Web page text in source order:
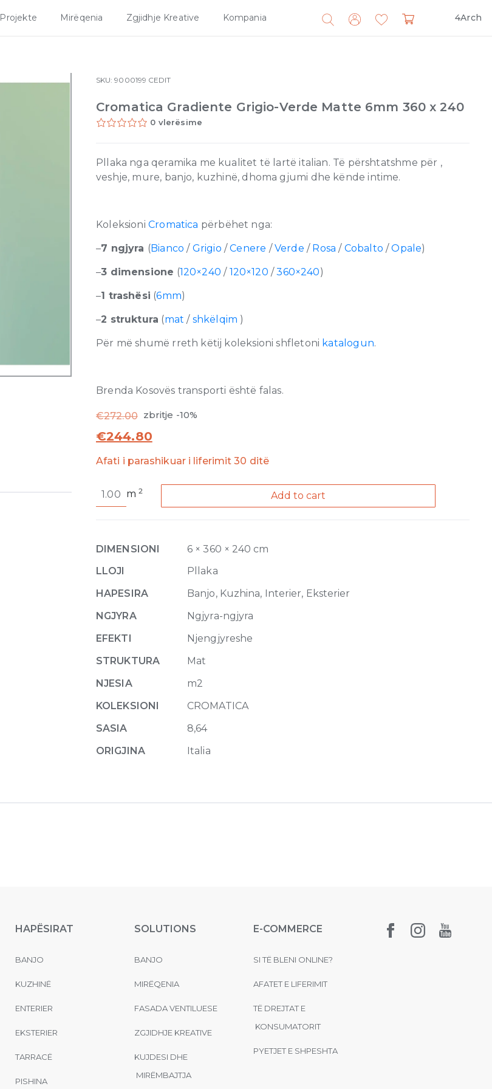
Projekte Mirëqenia Zgjidhje Kreative Kompania 4Arch
Search
for:
SKU:9000199 CEDIT
Cromatica Gradiente Grigio-Verde Matte 6mm 360 x 240
0 vlerësime
Pllaka nga qeramika me kualitet të lartë italian. Të përshtatshme për ,
veshje, mure, banjo, kuzhinë, dhoma gjumi dhe kënde intime.
Koleksioni Cromatica përbëhet nga:
–7 ngjyra (Bianco / Grigio /Cenere /Verde / Rosa / Cobalto /Opale)
–3 dimensione (120×240 / 120×120 /360×240)
–1 trashësi (6mm)
–2 struktura (mat / shkëlqim )
Për më shumë rreth këtij koleksioni shfletoni katalogun.
Brenda Kosovës transporti është falas.
€272.00 zbritje -10%
€244.80
Afati i parashikuar i liferimit 30 ditë
Gradiente
6mm
360
240
quantity
m2 Add to cart
DIMENSIONI
6 × 360 × 240 cm
LLOJI
Pllaka
HAPESIRA
Banjo, Kuzhina, Interier, Eksterier
NGJYRA
Ngjyra-ngjyra
EFEKTI
Njengjyreshe
STRUKTURA
Mat
NJESIA
m2
KOLEKSIONI
CROMATICA
SASIA
8,64
ORIGJINA
Italia
HAPËSIRAT
BANJO
KUZHINË
ENTERIER
EKSTERIER
TARRACË
PISHINA
SOLUTIONS
BANJO
MIRËQENIA
FASADA VENTILUESE
ZGJIDHJE KREATIVE
KUJDESI DHE
MIRËMBAJTJA
E-COMMERCE
SI TË BLENI ONLINE?
AFATET E LIFERIMIT
TË DREJTAT E
KONSUMATORIT
PYETJET E SHPESHTA